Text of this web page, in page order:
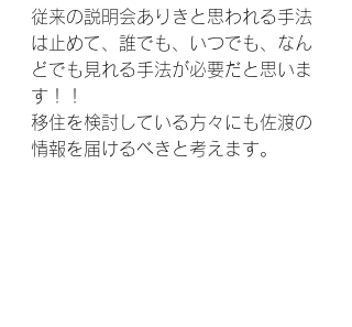
従来の説明会ありきと思われる手法
は止めて、誰でも、いつでも、なん
どでも見れる手法が必要だと思いま
す！！
移住を検討している方々にも佐渡の
情報を届けるべきと考えます。